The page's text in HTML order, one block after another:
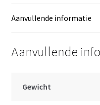
40
Aanvullende informatie
Aanvullende
Gewicht